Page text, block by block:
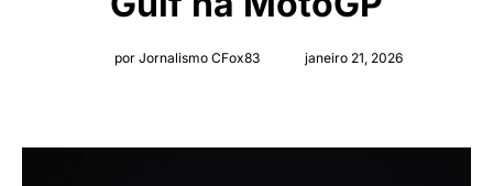
por Jornalismo CFox83 janeiro 21, 2026